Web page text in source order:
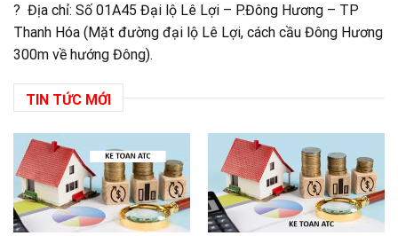
? Địa chỉ: Số 01A45 Đại lộ Lê Lợi – P.Đông Hương – TP
Thanh Hóa (Mặt đường đại lộ Lê Lợi, cách cầu Đông Hương
300m về hướng Đông).
TIN TỨC MỚI